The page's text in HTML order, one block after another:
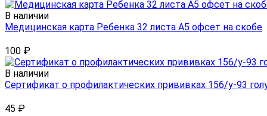
В наличии
Медицинская карта Ребенка 32 листа А5 офсет на скобе
100 ₽
В наличии
Сертификат о профилактических прививках 156/у-93
45 ₽